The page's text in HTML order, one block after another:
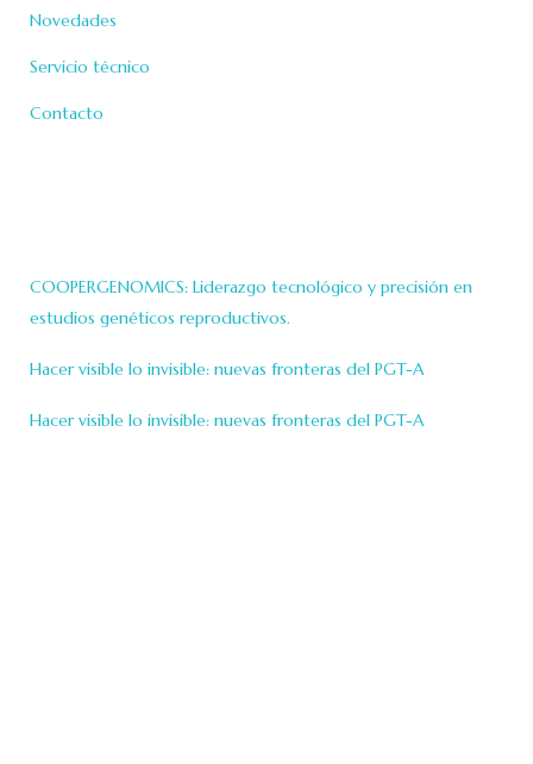
Novedades
Servicio técnico
Contacto
COOPERGENOMICS: Liderazgo tecnológico y precisión en
estudios genéticos reproductivos.
Hacer visible lo invisible: nuevas fronteras del PGT-A
Hacer visible lo invisible: nuevas fronteras del PGT-A